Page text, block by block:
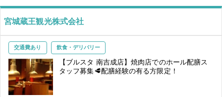
装着してください。 ※就業前に必ず体調・体温チェックをした上、店
長、又は店舗責任者へお伝えください 【ご注意】 ・就業態度などから
務終了とし、その後のマッチングはキャンセルとさせていただきま
す。 ・体調や発熱状況などから新型コロナウイルス感染のおそれがあ
る場合、就業キャンセルとさせていただきます。感染拡大防止のた
め、速やかなご申告をお願い致します。
宮城蔵王観光株式会社
交通費あり 飲食・デリバリー
【ブルスタ 南吉成店】焼肉店でのホール配膳ス
タッフ募集🥩配膳経験の有る方限定！